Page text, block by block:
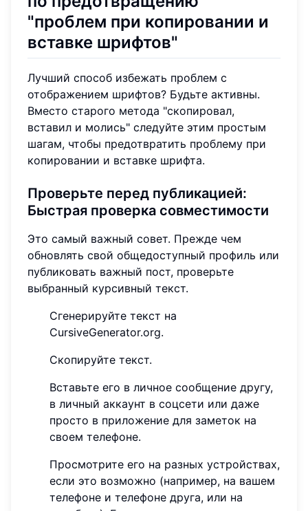
"проблем при копировании и
вставке шрифтов"
Лучший способ избежать проблем с
отображением шрифтов? Будьте активны.
Вместо старого метода "скопировал,
вставил и молись" следуйте этим простым
шагам, чтобы предотвратить проблему при
копировании и вставке шрифта.
Проверьте перед публикацией:
Быстрая проверка совместимости
Это самый важный совет. Прежде чем
обновлять свой общедоступный профиль или
публиковать важный пост, проверьте
выбранный курсивный текст.
Сгенерируйте текст на
CursiveGenerator.org.
Скопируйте текст.
Вставьте его в личное сообщение другу,
в личный аккаунт в соцсети или даже
просто в приложение для заметок на
своем телефоне.
Просмотрите его на разных устройствах,
если это возможно (например, на вашем
телефоне и телефоне друга, или на